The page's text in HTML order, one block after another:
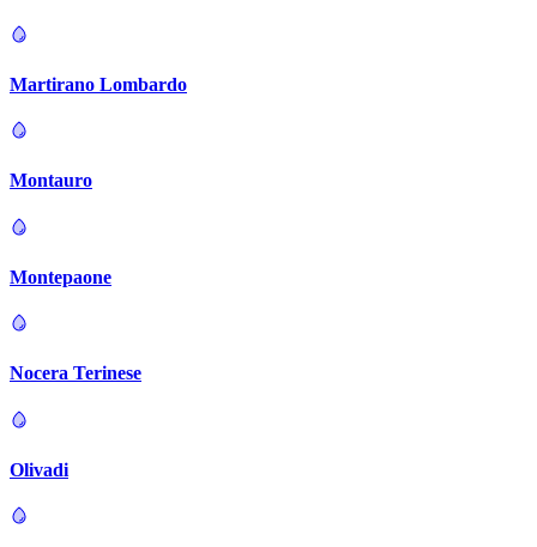
Martirano Lombardo
Montauro
Montepaone
Nocera Terinese
Olivadi